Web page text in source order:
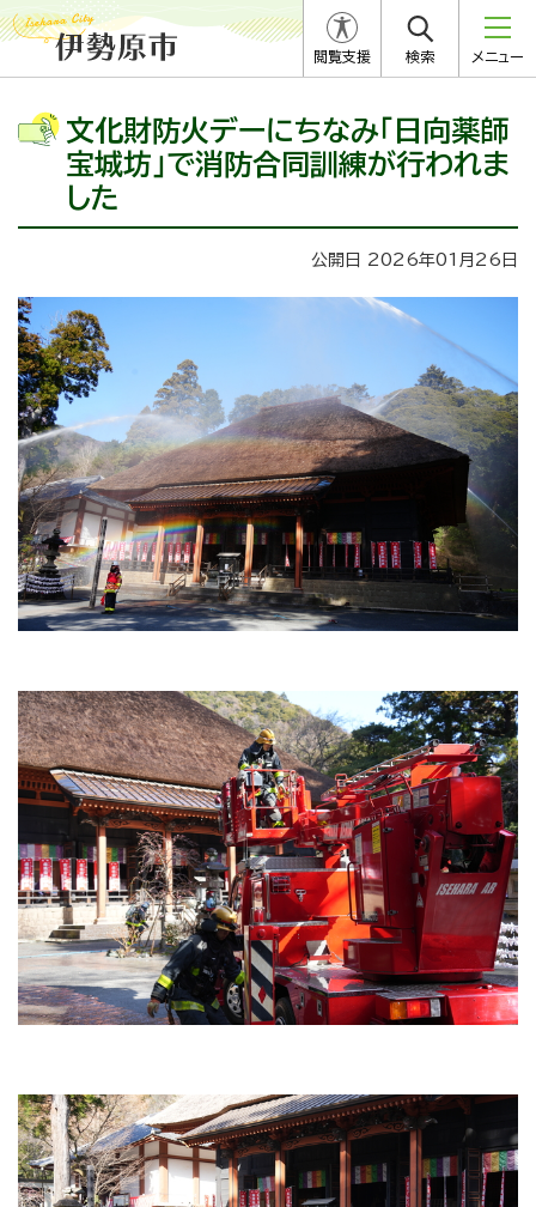
閲覧支援 検索 メニュー
文化財防火デーにちなみ「日向薬師
宝城坊」で消防合同訓練が行われま
した
公開日 2026年01月26日